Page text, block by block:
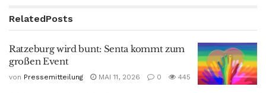
RelatedPosts
Ratzeburg wird bunt: Senta kommt zum
großen Event
von Pressemitteilung MAI 11, 2026 0 445